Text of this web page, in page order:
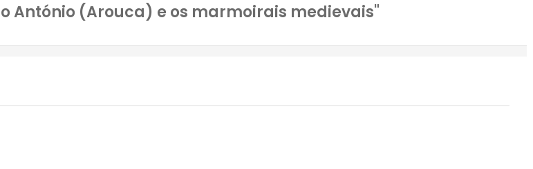
António (Arouca) e os marmoirais medievais"